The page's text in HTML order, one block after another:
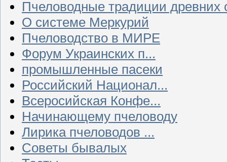
Пчеловодные традиции древних
О системе Меркурий
Пчеловодство в МИРЕ
Форум Украинских п...
промышленные пасеки
Российский Национал...
Всеросийская Конфе...
Начинающему пчеловоду
Лирика пчеловодов ...
Советы бывалых